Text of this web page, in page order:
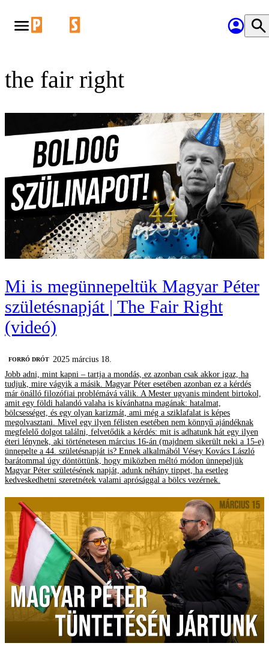
the fair right
Mi is megünnepeltük Magyar Péter
születésnapját | The Fair Right
(videó)
FORRÓ DRÓT 2025 március 18.
Jobb adni, mint kapni – tartja a mondás, ez azonban csak akkor igaz, ha
tudjuk, mire vágyik a másik. Magyar Péter esetében azonban ez a kérdés
már önálló filozófiai problémává válik. A Mester ugyanis mindent birtokol,
amit egy földi halandó valaha is kívánhatna magának: hatalmat,
bölcsességet, és egy olyan karizmát, ami még a sziklafalat is képes
megolvasztani. Mivel egy ilyen félisten esetében nem könnyű ajándéknak
megfelelő dolgot találni, felvetődik a kérdés: mit is adhatunk hát egy ilyen
éteri lénynek, aki történetesen március 16-án (majdnem sikerült neki a 15-e)
ünnepelte a 44. születésnapját is? Ennek alkalmából Vésey Kovács László
barátommal úgy döntöttünk, hogy miközben méltó módon ünnepeljük
Magyar Péter születésének napját, adunk néhány tippet, ha esetleg
kedveskedhetni szeretnétek valami aprósággal a bölcs vezérnek.